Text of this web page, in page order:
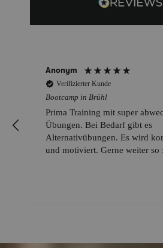
Anonym
Verifizierter Kunde
Bootcamp in Brühl
Prima Training mit super
Übungen. Bei Bedarf gibt es
Alternativübungen. Es wird
und motiviert. Gerne weiter so